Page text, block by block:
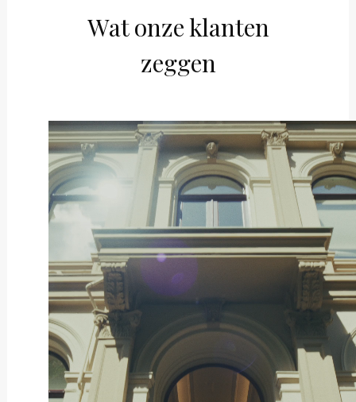
Wat onze klanten
zeggen